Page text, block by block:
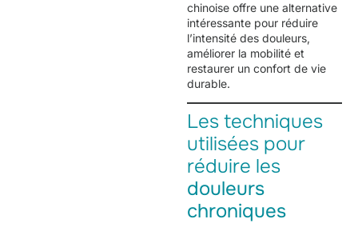
chinoise offre une alternative
intéressante pour réduire
l’intensité des douleurs,
améliorer la mobilité et
restaurer un confort de vie
durable.
Les techniques
utilisées pour
réduire les
douleurs
chroniques